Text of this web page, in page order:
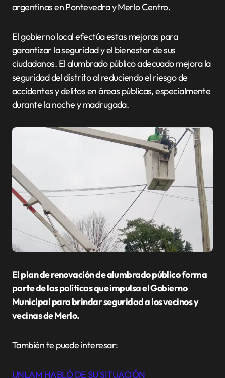
argentinas en Pontevedra y Merlo Centro.
El gobierno local efectúa estas mejoras para
garantizar la seguridad y el bienestar de sus
ciudadanos. El alumbrado público adecuado mejora la
seguridad del distrito al reduciendo el riesgo de
accidentes y delitos en áreas públicas, especialmente
durante la noche y madrugada.
El plan de renovación de alumbrado público forma
parte de las políticas que impulsa el Gobierno
Municipal para brindar seguridad a los vecinos y
vecinas de Merlo.
También te puede interesar:
UNLAM HABLÓ DE SU SITUACIÓN